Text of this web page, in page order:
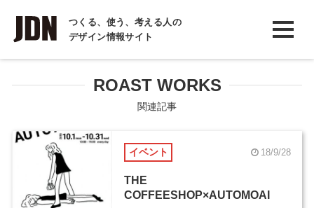
つくる、使う、考える人の
デザイン情報サイト
INTERVIEW
インタビュー
REPORT
COLUMN
コラム
ROAST WORKS
関連記事
イベント 18/9/28
THE
COFFEESHOP×AUTOMOAI